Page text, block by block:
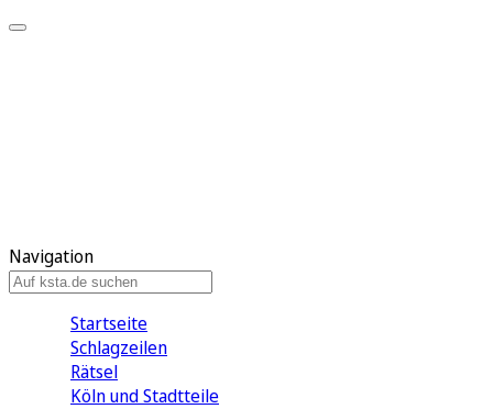
Navigation
Startseite
Schlagzeilen
Rätsel
Köln und Stadtteile